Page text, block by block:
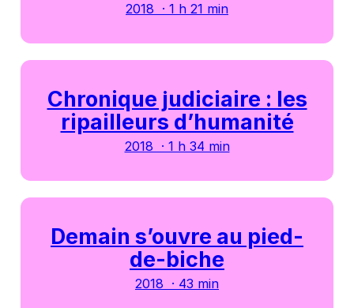
2018 · 1 h 21 min
Chronique judiciaire : les
ripailleurs d’humanité
2018 · 1 h 34 min
Demain s’ouvre au pied-
de-biche
2018 · 43 min